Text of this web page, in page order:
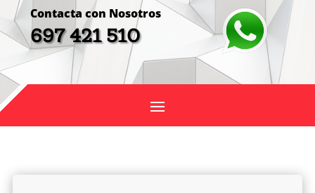
Contacta con Nosotros
697 421 510